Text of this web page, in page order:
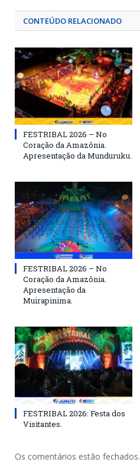
CONTEÚDO RELACIONADO
FESTRIBAL 2026 – No
Coração da Amazônia.
Apresentação da Munduruku.
FESTRIBAL 2026 – No
Coração da Amazônia.
Apresentação da
Muirapinima.
FESTRIBAL 2026: Festa dos
Visitantes.
Os comentários estão fechados.